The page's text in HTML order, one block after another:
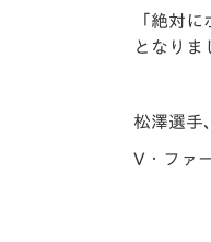
「絶対
となりま
松澤選手
V・ファ